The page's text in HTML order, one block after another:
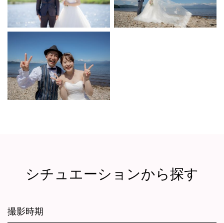
シチュエーションから探す
撮影時期